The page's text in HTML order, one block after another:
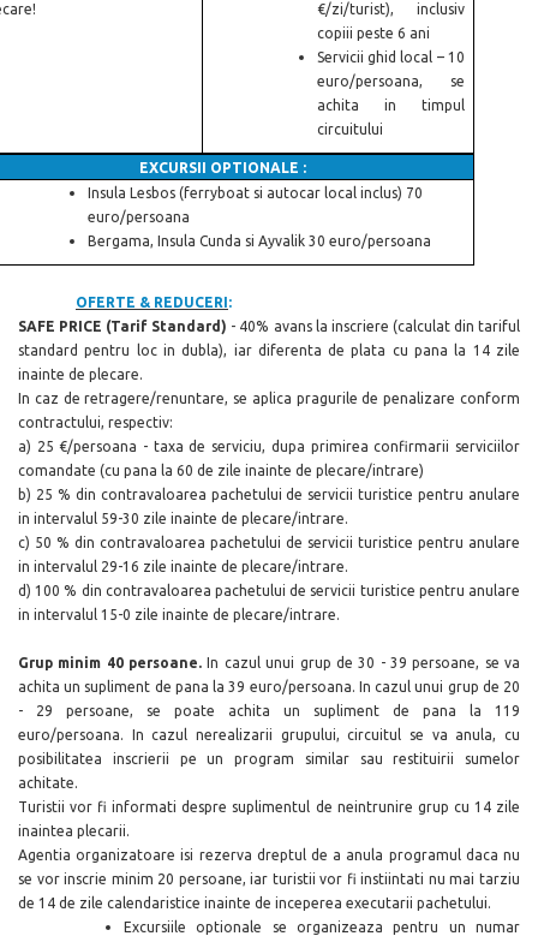
€/zi/turist), inclusiv
copiii peste 6 ani
Servicii ghid local – 10
euro/persoana, se
achita in timpul
circuitului
EXCURSII OPTIONALE :
Insula Lesbos (ferryboat si autocar local inclus) 70
euro/persoana
Bergama, Insula Cunda si Ayvalik 30 euro/persoana
OFERTE & REDUCERI:
SAFE PRICE (Tarif Standard) - 40% avans la inscriere (calculat din tariful
standard pentru loc in dubla), iar diferenta de plata cu pana la 14 zile
inainte de plecare.
In caz de retragere/renuntare, se aplica pragurile de penalizare conform
contractului, respectiv:
a) 25 €/persoana - taxa de serviciu, dupa primirea confirmarii serviciilor
comandate (cu pana la 60 de zile inainte de plecare/intrare)
b) 25 % din contravaloarea pachetului de servicii turistice pentru anulare
in intervalul 59-30 zile inainte de plecare/intrare.
c) 50 % din contravaloarea pachetului de servicii turistice pentru anulare
in intervalul 29-16 zile inainte de plecare/intrare.
d) 100 % din contravaloarea pachetului de servicii turistice pentru anulare
in intervalul 15-0 zile inainte de plecare/intrare.
Grup minim 40 persoane.In cazul unui grup de 30 - 39 persoane, se va
achita un supliment de pana la 39 euro/persoana. In cazul unui grup de 20
- 29 persoane, se poate achita un supliment de pana la 119
euro/persoana. In cazul nerealizarii grupului, circuitul se va anula, cu
posibilitatea inscrierii pe un program similar sau restituirii sumelor
achitate.
Turistii vor fi informati despre suplimentul de neintrunire grup cu 14 zile
inaintea plecarii.
Agentia organizatoare isi rezerva dreptul de a anula programul daca nu
se vor inscrie minim 20 persoane, iar turistii vor fi instiintati nu mai tarziu
de 14 de zile calendaristice inainte de inceperea executarii pachetului.
Excursiile optionale se organizeaza pentru un numar